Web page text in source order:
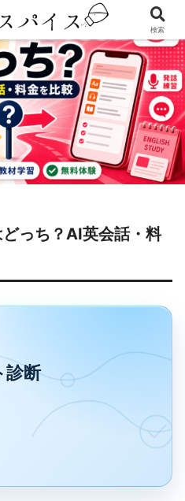
っち？AI英会話・料
診断
検索